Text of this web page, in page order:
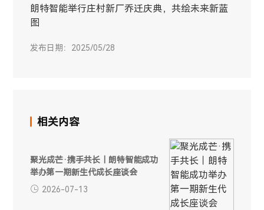
朗特智能举行庄村新厂乔迁庆典，共绘未来新蓝
图
发布日期：2025/05/28
相关内容
聚光成芒·携手共长｜朗特智能成功
举办第一期新生代成长座谈会
2026-07-13